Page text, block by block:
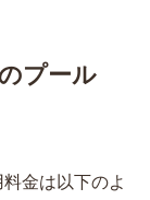
プール
金は以下のよ